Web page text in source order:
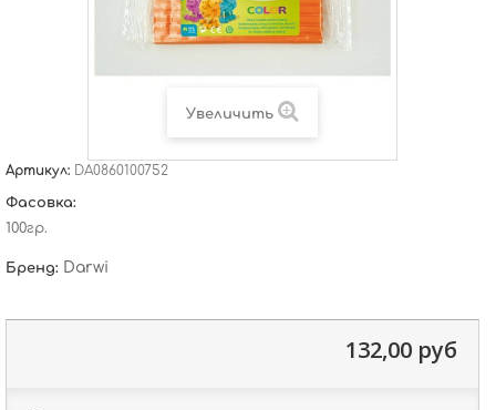
Увеличить
Артикул: DA0860100752
Фасовка:
100гр.
Бренд: Darwi
132,00 руб